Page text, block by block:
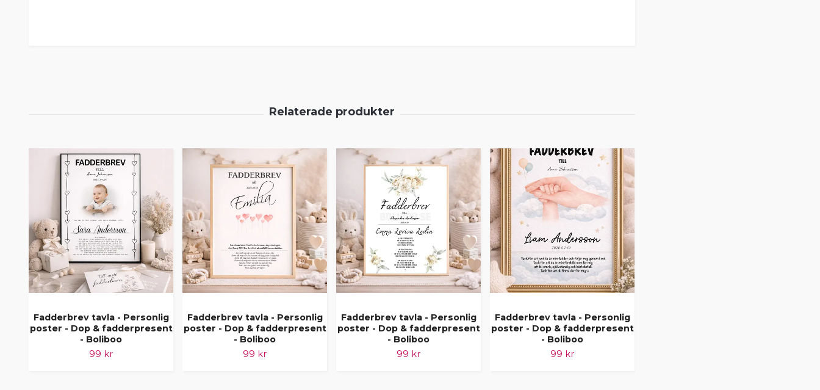
Fadderbrev tavla - Personlig
poster - Dop & fadderpresent
- Boliboo
99 kr
Fadderbrev tavla - Personlig
poster - Dop & fadderpresent
- Boliboo
99 kr
Fadderbrev tavla - Personlig
poster - Dop & fadderpresent
- Boliboo
99 kr
Fadderbrev tavla - Personlig
poster - Dop & fadderpresent
- Boliboo
99 kr